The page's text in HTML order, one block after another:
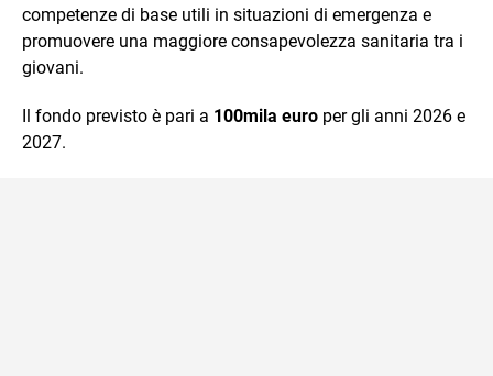
competenze di base utili in situazioni di emergenza e
promuovere una maggiore consapevolezza sanitaria tra i
giovani.
Il fondo previsto è pari a 100mila euro per gli anni 2026 e
2027.